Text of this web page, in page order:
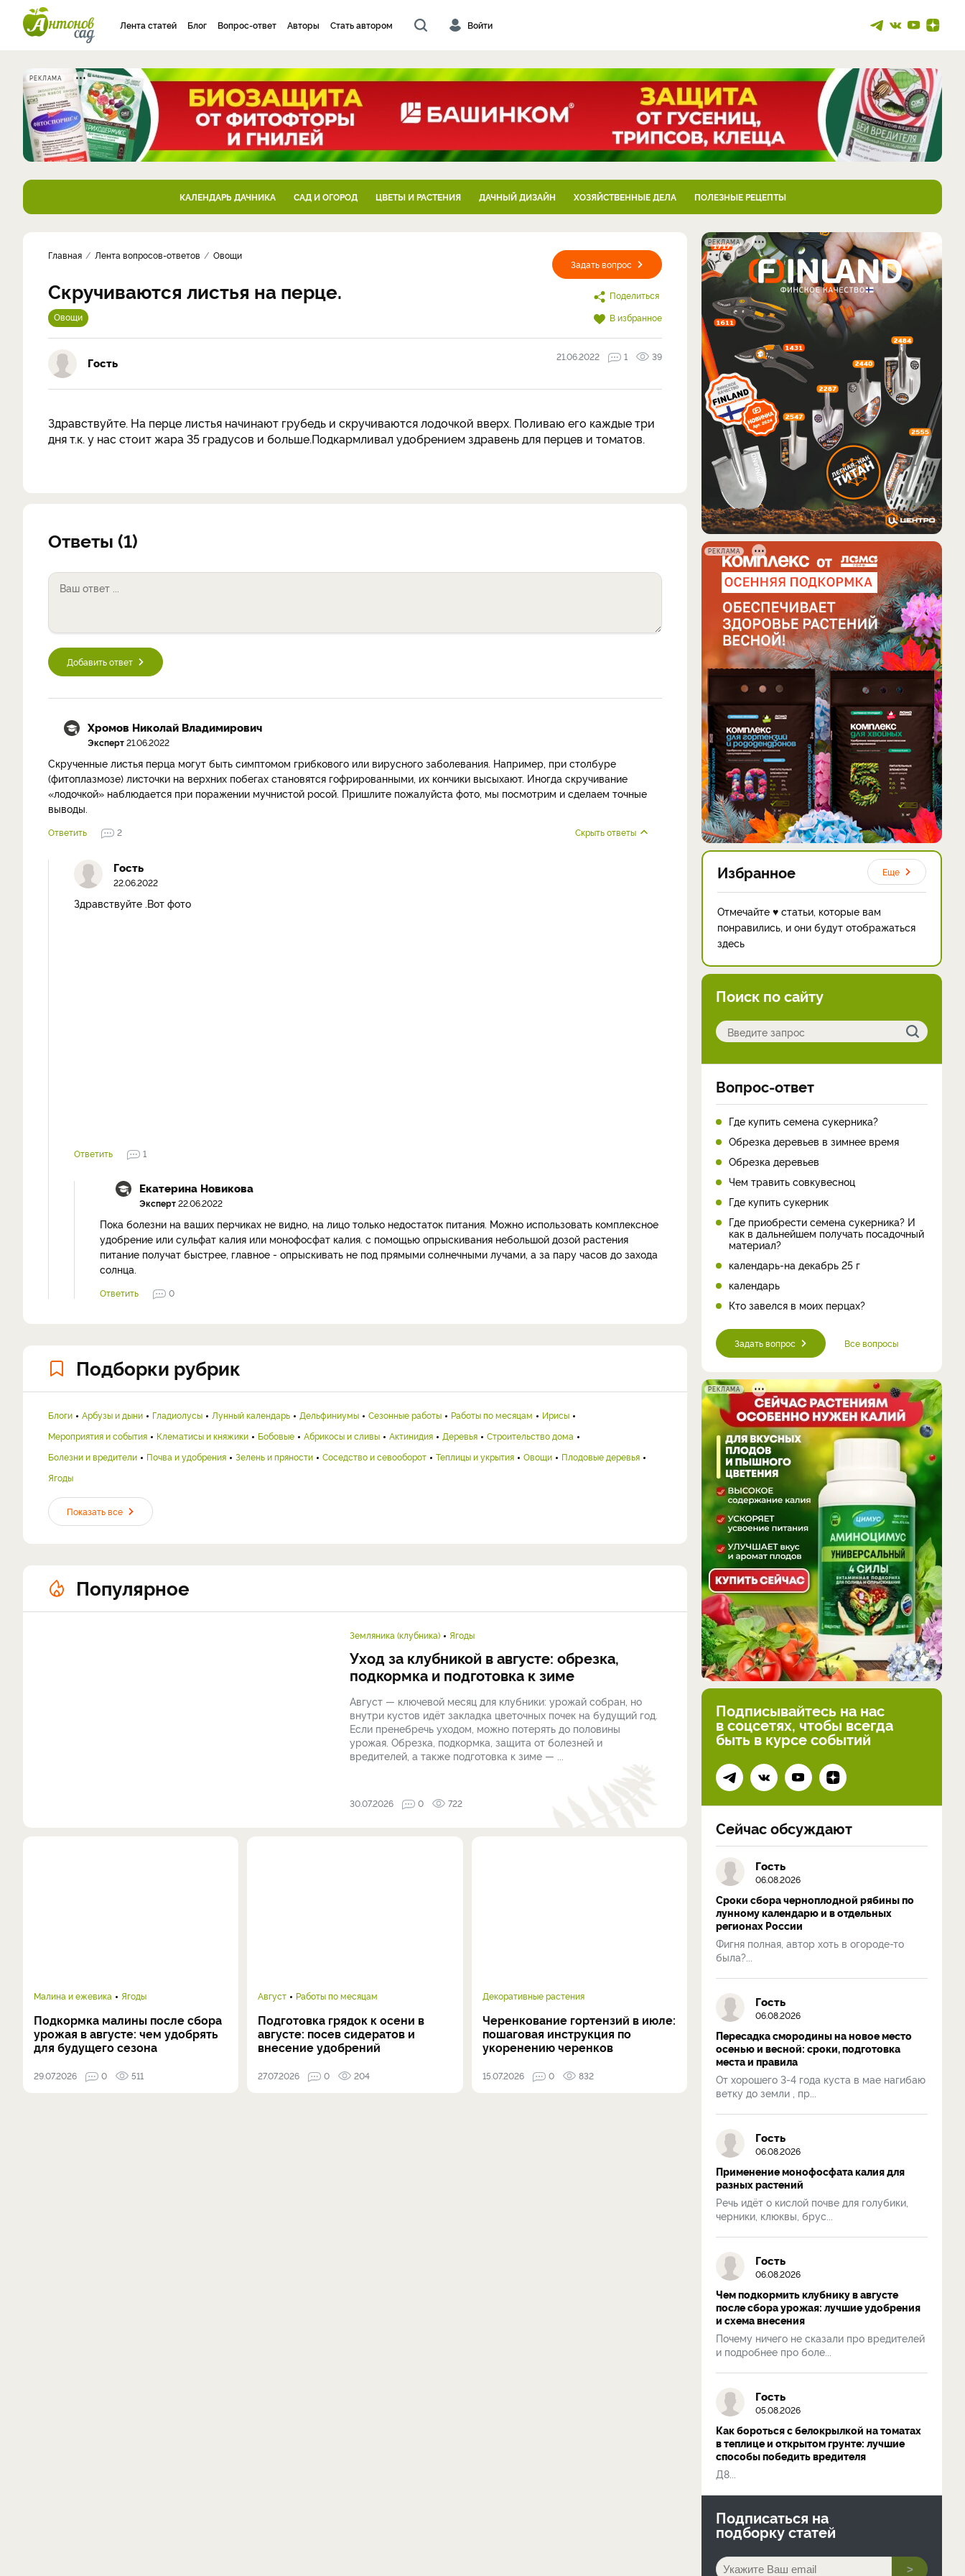
Лента статей Блог Вопрос-ответ Авторы Стать автором Войти
РЕКЛАМА
КАЛЕНДАРЬ ДАЧНИКА САД И ОГОРОД ЦВЕТЫ И РАСТЕНИЯ ДАЧНЫЙ ДИЗАЙН ХОЗЯЙСТВЕННЫЕ ДЕЛА ПОЛЕЗНЫЕ РЕЦЕПТЫ
Задать вопрос
Поделиться
В избранное
Главная Лента вопросов-ответов Овощи
Скручиваются листья на перце.
Овощи
Гость 21.06.2022 1 39
Здравствуйте. На перце листья начинают грубедь и скручиваются лодочкой вверх. Поливаю его каждые три
дня т.к. у нас стоит жара 35 градусов и больше.Подкармливал удобрением здравень для перцев и томатов.
Ответы (1)
Добавить ответ
Хромов Николай Владимирович
Эксперт21.06.2022
Скрученные листья перца могут быть симптомом грибкового или вирусного заболевания. Например, при столбуре
(фитоплазмозе) листочки на верхних побегах становятся гофрированными, их кончики высыхают. Иногда скручивание
«лодочкой» наблюдается при поражении мучнистой росой. Пришлите пожалуйста фото, мы посмотрим и сделаем точные
выводы.
Ответить 2 Скрыть ответы
Гость
22.06.2022
Здравствуйте .Вот фото
Ответить 1
Екатерина Новикова
Эксперт22.06.2022
Пока болезни на ваших перчиках не видно, на лицо только недостаток питания. Можно использовать комплексное
удобрение или сульфат калия или монофосфат калия. с помощью опрыскивания небольшой дозой растения
питание получат быстрее, главное - опрыскивать не под прямыми солнечными лучами, а за пару часов до захода
солнца.
Ответить 0
Подборки рубрик
Блоги Арбузы и дыни Гладиолусы Лунный календарь Дельфиниумы Сезонные работы Работы по месяцам
Ирисы
Мероприятия и события
Клематисы и княжики Бобовые Абрикосы и сливы Актинидия Деревья
Строительство дома
Болезни и вредители
Почва и удобрения Зелень и пряности Соседство и севооборот Теплицы и укрытия Овощи
Плодовые деревья
Ягоды
Показать все
Популярное
Земляника (клубника) Ягоды
Уход за клубникой в августе: обрезка,
подкормка и подготовка к зиме
Август — ключевой месяц для клубники: урожай собран, но
внутри кустов идёт закладка цветочных почек на будущий год.
Если пренебречь уходом, можно потерять до половины
урожая. Обрезка, подкормка, защита от болезней и
вредителей, а также подготовка к зиме — ...
30.07.2026 0 722
Малина и ежевика Ягоды
Подкормка малины после сбора
урожая в августе: чем удобрять
для будущего сезона
29.07.2026 0 511
Август Работы по месяцам
Подготовка грядок к осени в
августе: посев сидератов и
внесение удобрений
27.07.2026 0 204
Декоративные растения
Черенкование гортензий в июле:
пошаговая инструкция по
укоренению черенков
15.07.2026 0 832
РЕКЛАМА
РЕКЛАМА
Избранное Еще
Отмечайте ♥ статьи, которые вам
понравились, и они будут отображаться
здесь
Поиск по сайту
Вопрос-ответ
Где купить семена сукерника?
Обрезка деревьев в зимнее время
Обрезка деревьев
Чем травить совкувесноц
Где купить сукерник
Где приобрести семена сукерника? И
как в дальнейшем получать посадочный
материал?
календарь-на декабрь 25 г
календарь
Кто завелся в моих перцах?
Задать вопрос Все вопросы
РЕКЛАМА
Подписывайтесь на нас
в соцсетях, чтобы всегда
быть в курсе событий
Сейчас обсуждают
Гость
06.08.2026
Сроки сбора черноплодной рябины по
лунному календарю и в отдельных
регионах России
Фигня полная, автор хоть в огороде-то
была?...
Гость
06.08.2026
Пересадка смородины на новое место
осенью и весной: сроки, подготовка
места и правила
От хорошего 3-4 года куста в мае нагибаю
ветку до земли , пр...
Гость
06.08.2026
Применение монофосфата калия для
разных растений
Речь идёт о кислой почве для голубики,
черники, клюквы, брус...
Гость
06.08.2026
Чем подкормить клубнику в августе
после сбора урожая: лучшие удобрения
и схема внесения
Почему ничего не сказали про вредителей
и подробнее про боле...
Гость
05.08.2026
Как бороться с белокрылкой на томатах
в теплице и открытом грунте: лучшие
способы победить вредителя
Д8...
Подписаться на
подборку статей
>